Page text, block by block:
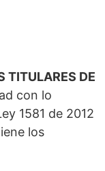
TITULARES DE
con lo
1581 de 2012
los